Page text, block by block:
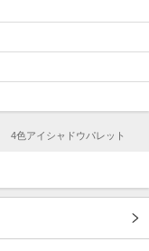
4色アイシャドウパレット